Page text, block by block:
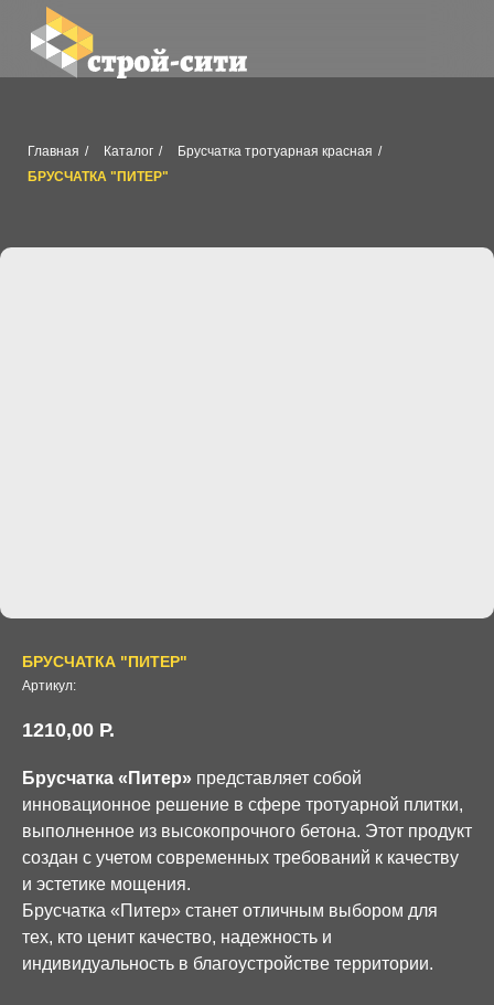
Главная / Каталог / Брусчатка тротуарная красная /
БРУСЧАТКА "ПИТЕР"
БРУСЧАТКА "ПИТЕР"
Артикул:
1210,00 Р.
Брусчатка «Питер» представляет собой
инновационное решение в сфере тротуарной плитки,
выполненное из высокопрочного бетона. Этот продукт
создан с учетом современных требований к качеству
и эстетике мощения.
Брусчатка «Питер» станет отличным выбором для
тех, кто ценит качество, надежность и
индивидуальность в благоустройстве территории.